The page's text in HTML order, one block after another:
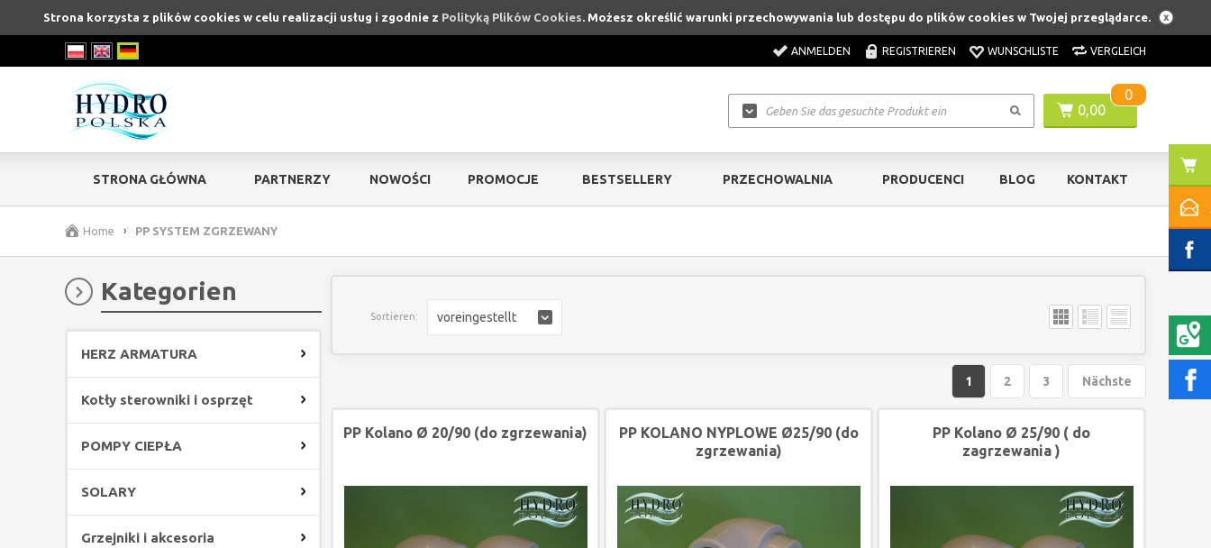
Strona korzysta z plików cookies w celu realizacji usług i zgodnie z Polityką Plików Cookies. Możesz określić warunki przechowywania lub dostępu do plików cookies w Twojej przeglądarce.
ANMELDEN REGISTRIEREN WUNSCHLISTE VERGLEICH
0,00
0
STRONA GŁÓWNA PARTNERZY NOWOŚCI PROMOCJE BESTSELLERY PRZECHOWALNIA PRODUCENCI BLOG KONTAKT
Home › PP SYSTEM ZGRZEWANY
Kategorien
HERZ ARMATURA
Kotły sterowniki i osprzęt
POMPY CIEPŁA
SOLARY
Grzejniki i akcesoria
Sortieren: voreingestellt
1 2 3 Nächste
PP Kolano Ø 20/90 (do zgrzewania)
PP KOLANO NYPLOWE Ø25/90 (do
zgrzewania)
PP Kolano Ø 25/90 ( do
zagrzewania )